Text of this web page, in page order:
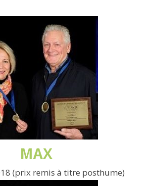
MAX
(prix remis à titre posthume)